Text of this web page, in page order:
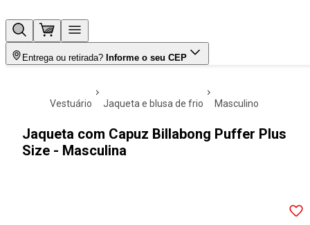
Entrega ou retirada? Informe o seu CEP
vestuário jaqueta e blusa de frio masculino
Jaqueta com Capuz Billabong Puffer Plus
Size - Masculina